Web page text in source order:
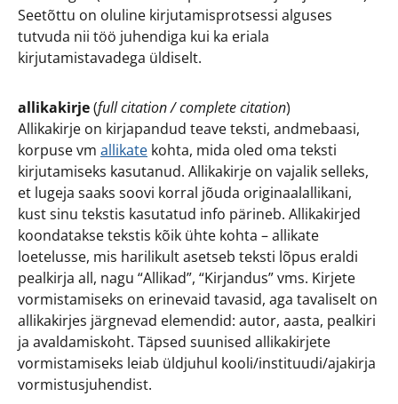
Seetõttu on oluline kirjutamisprotsessi alguses
tutvuda nii töö juhendiga kui ka eriala
kirjutamistavadega üldiselt.
allikakirje(full citation / complete citation)
Allikakirje on kirjapandud teave teksti, andmebaasi,
korpuse vm allikate kohta, mida oled oma teksti
kirjutamiseks kasutanud. Allikakirje on vajalik selleks,
et lugeja saaks soovi korral jõuda originaalallikani,
kust sinu tekstis kasutatud info pärineb. Allikakirjed
koondatakse tekstis kõik ühte kohta – allikate
loetelusse, mis harilikult asetseb teksti lõpus eraldi
pealkirja all, nagu “Allikad”, “Kirjandus” vms. Kirjete
vormistamiseks on erinevaid tavasid, aga tavaliselt on
allikakirjes järgnevad elemendid: autor, aasta, pealkiri
ja avaldamiskoht. Täpsed suunised allikakirjete
vormistamiseks leiab üldjuhul kooli/instituudi/ajakirja
vormistusjuhendist.